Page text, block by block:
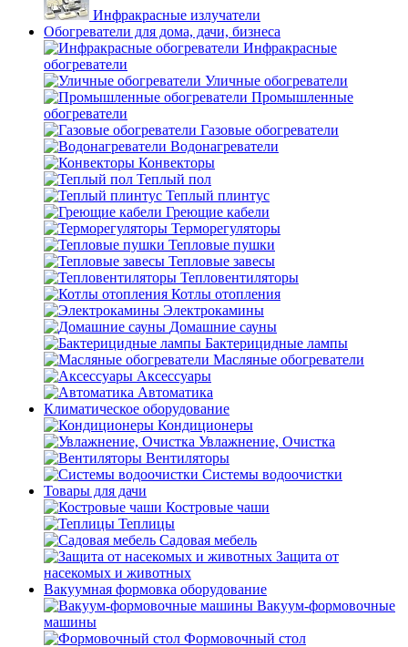
Инфракрасные излучатели
Обогреватели для дома, дачи, бизнеса
Инфракрасные
обогреватели
Уличные обогреватели
Промышленные
обогреватели
Газовые обогреватели
Водонагреватели
Конвекторы
Теплый пол
Теплый плинтус
Греющие кабели
Терморегуляторы
Тепловые пушки
Тепловые завесы
Тепловентиляторы
Котлы отопления
Электрокамины
Домашние сауны
Бактерицидные лампы
Масляные обогреватели
Аксессуары
Автоматика
Климатическое оборудование
Кондиционеры
Увлажнение, Очистка
Вентиляторы
Системы водоочистки
Товары для дачи
Костровые чаши
Теплицы
Садовая мебель
Защита от
насекомых и животных
Вакуумная формовка оборудование
Вакуум-формовочные
машины
Формовочный стол